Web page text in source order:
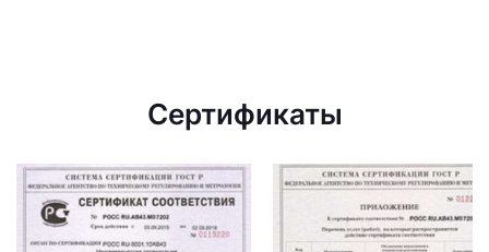
Сертификаты